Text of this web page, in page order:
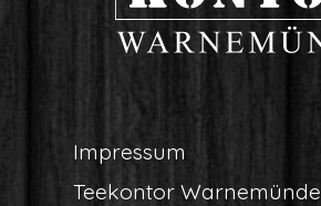
Impres­sum
Tee­kon­tor Warnemünde